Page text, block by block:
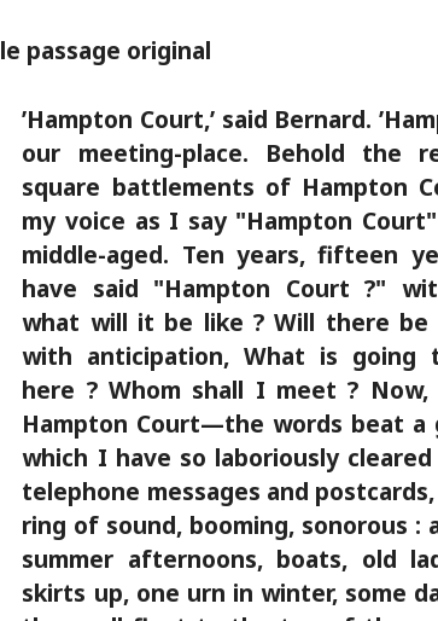
le passage original
’Hampton Court,’ said Bernard.
our meeting-place. Behold the
square battlements of Hampton
my voice as I say "Hampton
middle-aged. Ten years, fifteen
have said "Hampton Court ?"
what will it be like ? Will there be
with anticipation, What is going
here ? Whom shall I meet ?
Hampton Court—the words beat a
which I have so laboriously
telephone messages and
ring of sound, booming, sonorous
summer afternoons, boats, old
skirts up, one urn in winter, some